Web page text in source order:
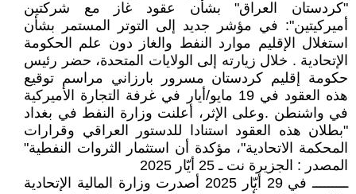
"كردستان العراق" بشأن عقود غاز مع شركتين
أميركيتين": في مؤشر جديد إلى التوتر المستمر بشأن
استغلال الإقليم موارد النفط والغاز دون علم الحكومة
الإتحادية . خلال زيارته إلى الولايات المتحدة، حضر رئيس
حكومة إقليم كردستان مسرور بارزاني مراسم توقيع
هذه العقود في 19 مايو/أيار في غرفة التجارة الأميركية
في واشنطن .وعلى الإثر، أعلنت وزارة النفط في بغداد
"بطلان هذه العقود استنادا للدستور العراقي وقرارات
المحكمة الاتحادية"، مؤكدة أن استثمار الثروات النفطية"
المصدر : الجزيرة نت ـ 25 أيّار 2025
ـــــــــ في 29 أيّار 2025 أصدرت وزارة المالية الإتحادية